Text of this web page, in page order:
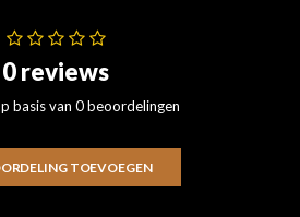
0 reviews
basis van 0 beoordelingen
TOEVOEGEN